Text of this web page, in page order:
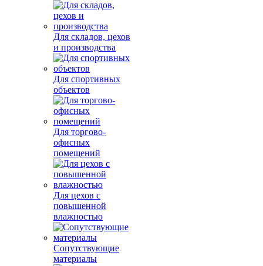
Для складов, цехов
и производства
Для спортивных
объектов
Для торгово-
офисных
помещений
Для цехов с
повышенной
влажностью
Сопутствующие
материалы